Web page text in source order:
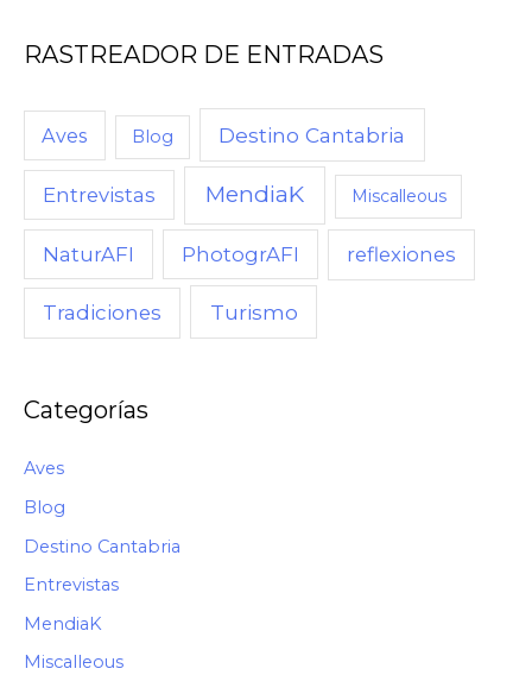
A
D
M
RASTREADOR DE ENTRADAS
Aves Blog Destino Cantabria
Entrevistas MendiaK Miscalleous
NaturAFI PhotogrAFI reflexiones
Tradiciones Turismo
Categorías
Aves
Blog
Destino Cantabria
Entrevistas
MendiaK
Miscalleous